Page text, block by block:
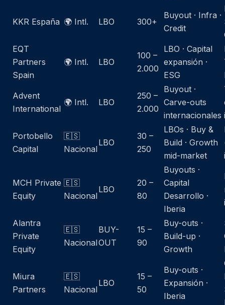
KKR España 🌍 Intl. LBO 300+
Buyout · Infra ·
Credit
EQT
Partners
Spain
🌍 Intl. LBO
100 –
2.000
LBO · Capital
expansión ·
ESG
Advent
International
🌍 Intl. LBO
250 –
2.000
Buyout ·
Carve-outs
internacionales
Portobello
Capital
🇪🇸
Nacional
LBO
30 –
250
LBOs · Buy &
Build · Growth
mid-market
MCH Private
Equity
🇪🇸
Nacional
LBO
20 –
80
Buyouts ·
Capital
Desarrollo ·
Iberia
Alantra
Private
Equity
🇪🇸
Nacional
BUY-
OUT
15 –
90
Buy-outs ·
Build-up ·
Growth
Miura
Partners
🇪🇸
Nacional
LBO
15 –
50
Buy-outs ·
Expansión ·
Iberia